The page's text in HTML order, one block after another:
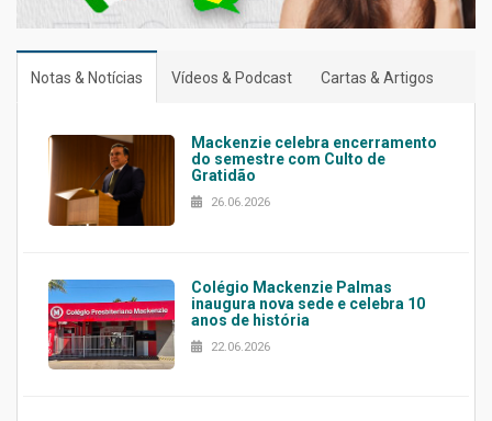
Notas & Notícias Vídeos & Podcast Cartas & Artigos
Mackenzie celebra encerramento
do semestre com Culto de
Gratidão
26.06.2026
Colégio Mackenzie Palmas
inaugura nova sede e celebra 10
anos de história
22.06.2026